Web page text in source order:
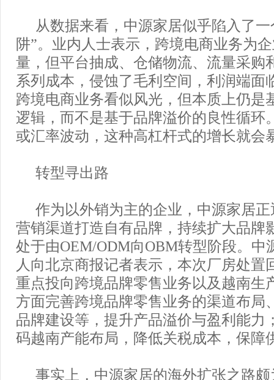
从数据来看，中源家居似乎陷入了
阱”。业内人士表示，跨境电商业务为
量，但平台抽成、仓储物流、流量采购
系列成本，侵蚀了毛利空间，利润端面
跨境电商业务看似风光，但本质上仍是
逻辑，而不是基于品牌溢价的良性循环
或汇率波动，这种高杠杆式的增长就会
转型寻出路
作为以外销为主的企业，中源家居
营销渠道打造自有品牌，持续扩大品牌
处于由OEM/ODM向OBM转型阶段。中
人向北京商报记者表示，本次厂房处置
重点投向跨境品牌零售业务以及越南生
方面完善跨境品牌零售业务的渠道布局
品牌建设等，提升产品溢价与盈利能力
码越南产能布局，降低关税成本，保障
事实上，中源家居的海外扩张之路颇